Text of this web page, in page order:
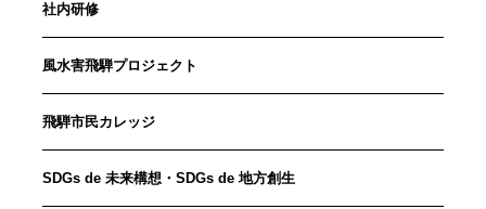
社内研修
風水害飛騨プロジェクト
飛騨市民カレッジ
SDGs de 未来構想・SDGs de 地方創生